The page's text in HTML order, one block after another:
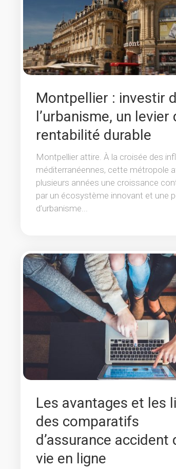
Montpellier : investir
l’urbanisme, un levier
rentabilité durable
Montpellier attire. À la croisée des
méditerranéennes, cette métropole
plusieurs années une croissance
par un écosystème innovant et une
d’urbanisme...
Les avantages et les
des comparatifs
d’assurance accident
vie en ligne